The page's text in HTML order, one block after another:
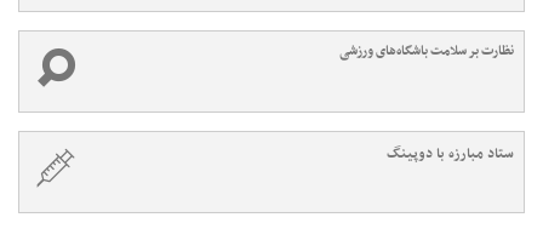
نظارت بر سلامت باشگاه‌های ورزشی
ستاد مبارزه با دوپینگ